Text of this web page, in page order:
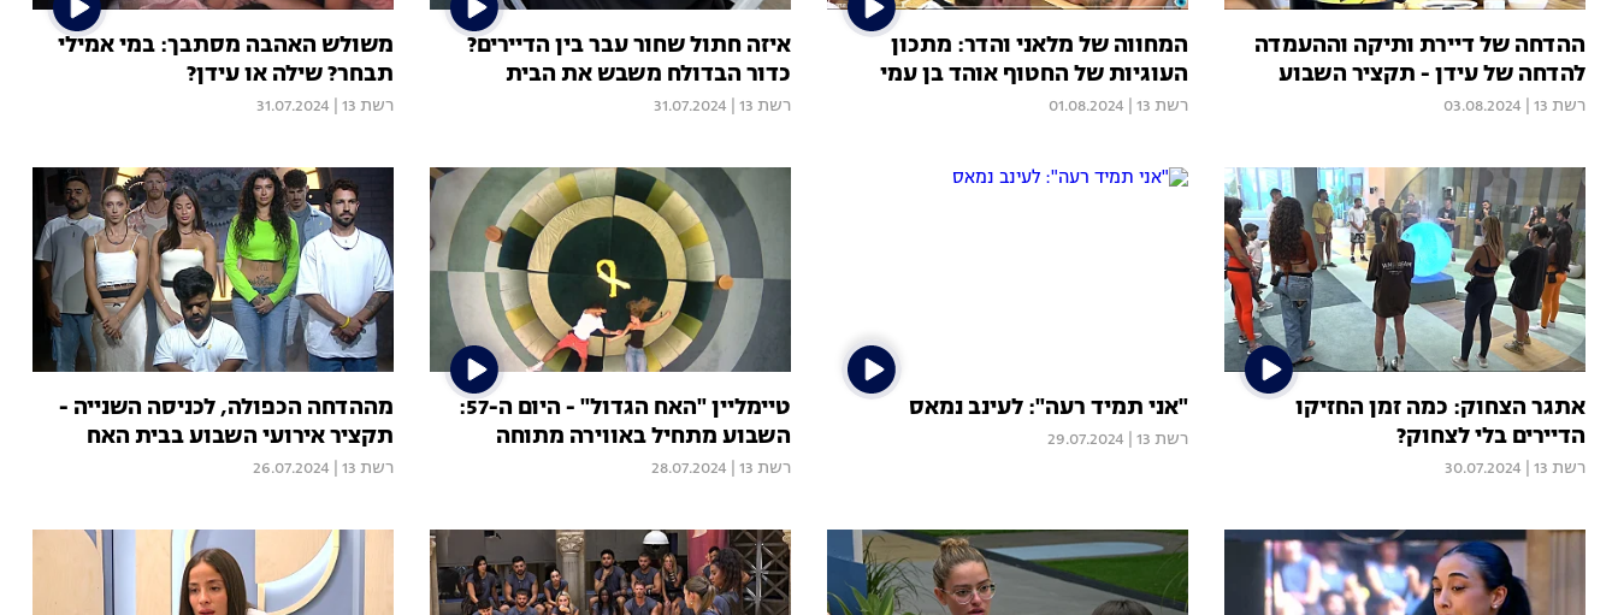
ההדחה של דיירת ותיקה וההעמדה
להדחה של עידן - תקציר השבוע
רשת 13 03.08.2024
המחווה של מלאני והדר: מתכון
העוגיות של החטוף אוהד בן עמי
רשת 13 01.08.2024
איזה חתול שחור עבר בין הדיירים?
כדור הבדולח משבש את הבית
רשת 13 31.07.2024
משולש האהבה מסתבך: במי אמילי
תבחר? שילה או עידן?
רשת 13 31.07.2024
אתגר הצחוק: כמה זמן החזיקו
הדיירים בלי לצחוק?
רשת 13 30.07.2024
"אני תמיד רעה": לעינב נמאס
רשת 13 29.07.2024
טיימליין "האח הגדול" - היום ה-57:
השבוע מתחיל באווירה מתוחה
רשת 13 28.07.2024
מההדחה הכפולה, לכניסה השנייה -
תקציר אירועי השבוע בבית האח
רשת 13 26.07.2024